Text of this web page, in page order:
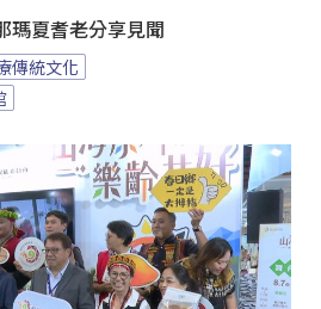
瑪夏耆老分享見聞
傳統文化